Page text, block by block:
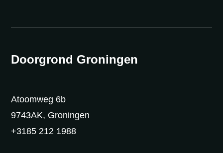
Doorgrond Groningen
Atoomweg 6b
9743AK, Groningen
+3185 212 1988